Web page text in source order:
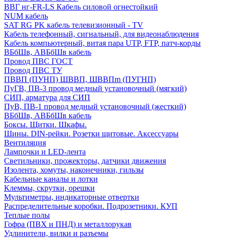
ВВГ нг-FR-LS Кабель силовой огнестойкий
NUM кабель
SAT RG PK кабель телевизионный - TV
Кабель телефонный, сигнальный, для видеонаблюдения
Кабель компьютерный, витая пара UTP, FTP, патч-корды
ВБбШв, АВБбШв кабель
Провод ПВС ГОСТ
Провод ПВС ТУ
ПВВП (ПУНП) ШВВП, ШВВПm (ПУГНП)
ПуГВ, ПВ-3 провод медный установочный (мягкий)
СИП, арматура для СИП
ПуВ, ПВ-1 провод медный установочный (жесткий)
ВБбШв, АВБбШв кабель
Боксы. Щитки. Шкафы.
Шины. DIN-рейки. Розетки щитовые. Аксессуары
Вентиляция
Лампочки и LED-лента
Светильники, прожекторы, датчики движения
Изолента, хомуты, наконечники, гильзы
Кабельные каналы и лотки
Клеммы, скрутки, орешки
Мультиметры, индикаторные отвертки
Распределительные коробки. Подрозетники. КУП
Теплые полы
Гофра (ПВХ и ПНД) и металлорукав
Удлинители, вилки и разъемы